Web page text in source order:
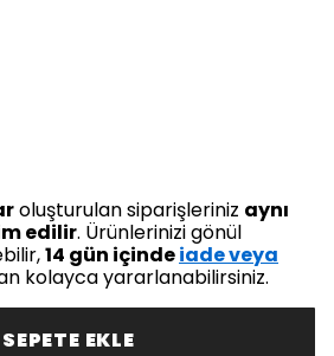
oluşturulan siparişleriniz aynı
edilir. Ürünlerinizi gönül
14 gün içindeiade veya
kolayca yararlanabilirsiniz.
SEPETE EKLE